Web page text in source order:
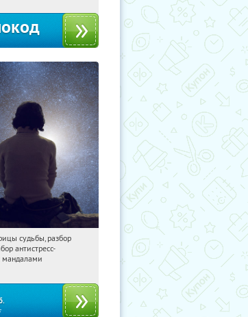
Купили:
судьбы, разбор
антистресс-
мандалами